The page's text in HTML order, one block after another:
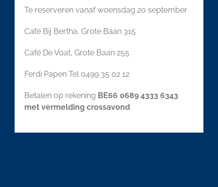
Te reserveren vanaf woensdag 20 september
Café Bij Bertha, Grote Baan 315
Café De Voat, Grote Baan 255
Ferdi Papen Tel 0499 35 02 12
Betalen op rekening BE66 0689 4333 6343
met vermelding crossavond